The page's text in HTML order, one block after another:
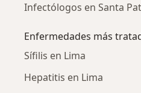
Infectólogos en Santa
Enfermedades más
Sífilis en Lima
Hepatitis en Lima